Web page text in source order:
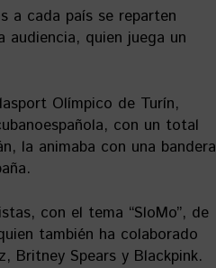
a cada país se reparten
quien juega un
Olímpico de Turín,
con un total
la animaba con una bandera
con el tema “SloMo”, de
también ha colaborado
Britney Spears y Blackpink.